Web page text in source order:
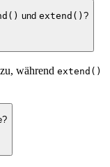
und extend() ?
während extend()